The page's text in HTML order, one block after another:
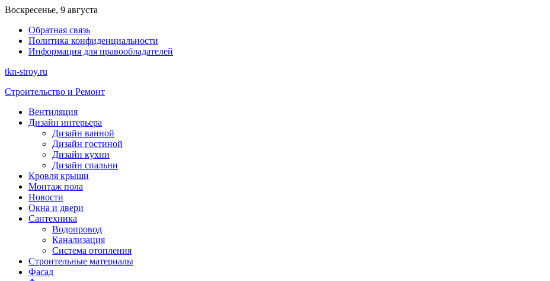
Перейти
содержимому
Воскресенье, 9 августа
Обратная связь
Политика конфиденциальности
Информация для правообладателей
tkn-stroy.ru
Строительство и Ремонт
Вентиляция
Дизайн интерьера
Дизайн ванной
Дизайн гостиной
Дизайн кухни
Дизайн спальни
Кровля крыши
Монтаж пола
Новости
Окна и двери
Сантехника
Водопровод
Канализация
Система отопления
Строительные материалы
Фасад